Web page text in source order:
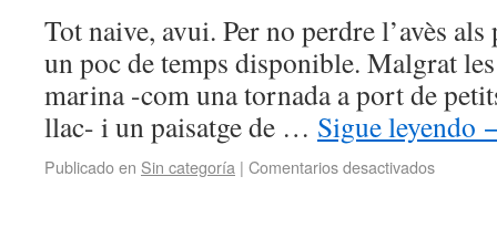
Tot naive, avui. Per no perdre l’avès
un poc de temps disponible. Malgrat
marina -com una tornada a port de
llac- i un paisatge de … Sigue leyendo
Publicado en Sin categoría | Comentarios desactivados